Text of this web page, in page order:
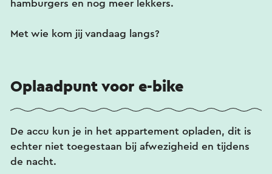
hamburgers en nog meer lekkers.
Met wie kom jij vandaag langs?
Oplaadpunt voor e-bike
De accu kun je in het appartement opladen, dit is
echter niet toegestaan bij afwezigheid en tijdens
de nacht.